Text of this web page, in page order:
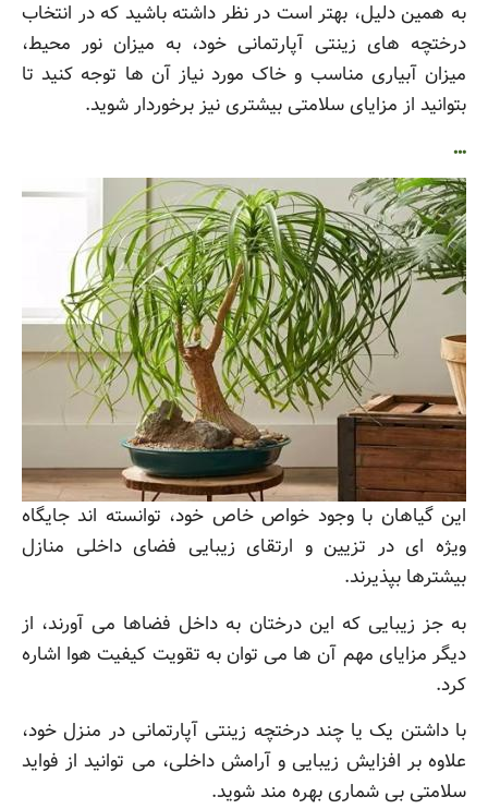
به همین دلیل، بهتر است در نظر داشته باشید که در انتخاب
درختچه های زینتی آپارتمانی خود، به میزان نور محیط،
میزان آبیاری مناسب و خاک مورد نیاز آن ها توجه کنید تا
بتوانید از مزایای سلامتی بیشتری نیز برخوردار شوید.
…
این گیاهان با وجود خواص خاص خود، توانسته اند جایگاه
ویژه ای در تزیین و ارتقای زیبایی فضای داخلی منازل
بیشترها بپذیرند.
به جز زیبایی که این درختان به داخل فضاها می آورند، از
دیگر مزایای مهم آن ها می توان به تقویت کیفیت هوا اشاره
کرد.
با داشتن یک یا چند درختچه زینتی آپارتمانی در منزل خود،
علاوه بر افزایش زیبایی و آرامش داخلی، می توانید از فواید
سلامتی بی شماری بهره مند شوید.